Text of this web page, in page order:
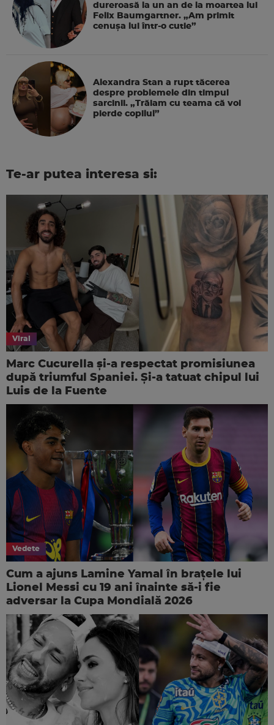
dureroasă la un an de la moartea lui
Felix Baumgartner. „Am primit
cenușa lui într-o cutie”
Alexandra Stan a rupt tăcerea
despre problemele din timpul
sarcinii. „Trăiam cu teama că voi
pierde copilul”
Te-ar putea interesa si:
Viral
Marc Cucurella și-a respectat promisiunea
după triumful Spaniei. Și-a tatuat chipul lui
Luis de la Fuente
Vedete
Cum a ajuns Lamine Yamal în brațele lui
Lionel Messi cu 19 ani înainte să-i fie
adversar la Cupa Mondială 2026